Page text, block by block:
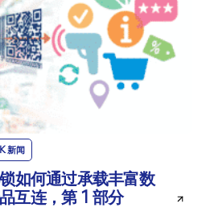
新闻
如何通过承载丰富数
互连，第 1 部分